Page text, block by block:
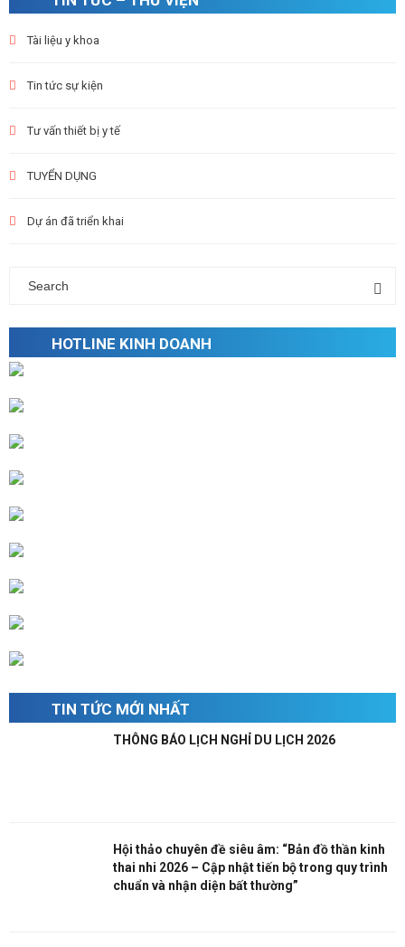
Tài liệu y khoa
Tin tức sự kiện
Tư vấn thiết bị y tế
TUYỂN DỤNG
Dự án đã triển khai
HOTLINE KINH DOANH
TIN TỨC MỚI NHẤT
THÔNG BÁO LỊCH NGHỈ DU LỊCH 2026
Hội thảo chuyên đề siêu âm: “Bản đồ thần kinh
thai nhi 2026 – Cập nhật tiến bộ trong quy trình
chuẩn và nhận diện bất thường”